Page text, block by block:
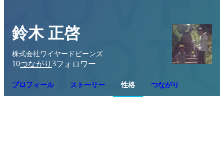
鈴木 正啓
株式会社ワイヤードビーンズ
10つながり 3フォロワー
プロフィール ストーリー 性格 つながり